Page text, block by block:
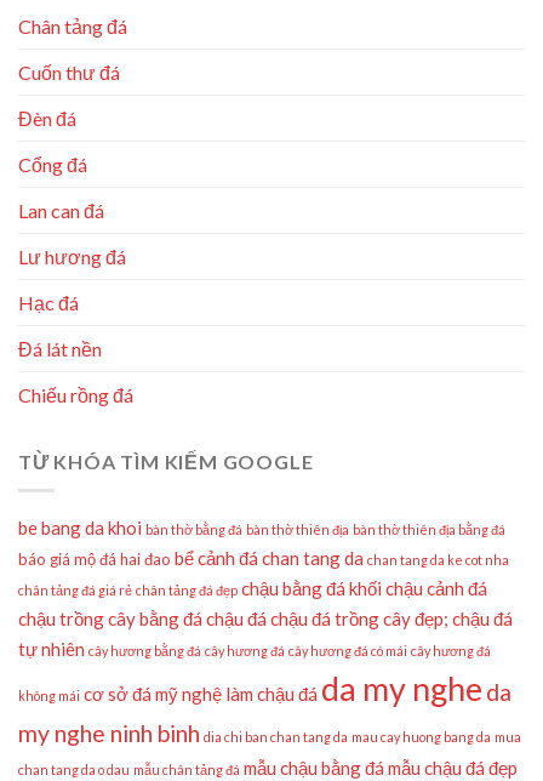
Chân tảng đá
Cuốn thư đá
Đèn đá
Cổng đá
Lan can đá
Lư hương đá
Hạc đá
Đá lát nền
Chiếu rồng đá
TỪ KHÓA TÌM KIẾM GOOGLE
be bang da khoi bàn thờ bằng đá bàn thờ thiên địa bàn thờ thiên địa bằng đá
báo giá mộ đá hai đao bể cảnh đá chan tang da chan tang da ke cot nha
chân tảng đá giá rẻ chân tảng đá đẹp chậu bằng đá khối chậu cảnh đá
chậu trồng cây bằng đá chậu đá chậu đá trồng cây đẹp; chậu đá
tự nhiên cây hương bằng đá cây hương đá cây hương đá có mái cây hương đá
không mái cơ sở đá mỹ nghệ làm chậu đá da my nghe da
my nghe ninh binh dia chi ban chan tang da mau cay huong bang da mua
chan tang da o dau mẫu chân tảng đá mẫu chậu bằng đá mẫu chậu đá đẹp